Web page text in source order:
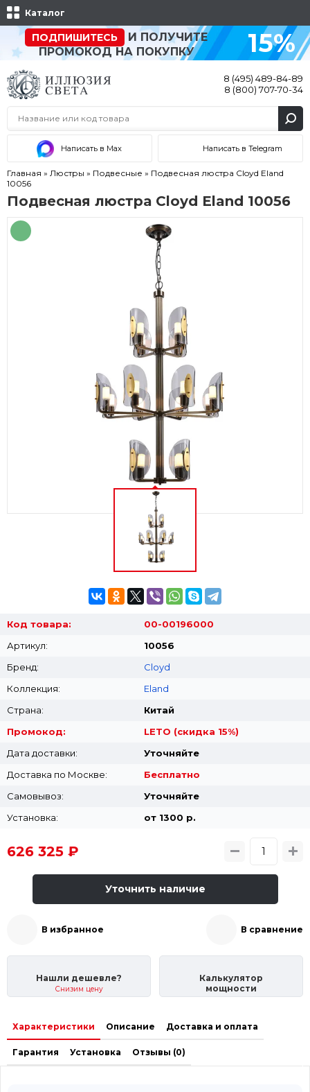
Каталог
ПОДПИШИТЕСЬ
И ПОЛУЧИТЕ
ПРОМОКОД НА ПОКУПКУ
15%
8 (495) 489-84-89
8 (800) 707-70-34
Написать в Max Написать в Telegram
Главная » Люстры » Подвесные » Подвесная люстра Cloyd Eland
10056
Подвесная люстра Cloyd Eland 10056
Код товара:
00-00196000
Артикул:
10056
Бренд:
Cloyd
Коллекция:
Eland
Страна:
Китай
Промокод:
LETO (скидка 15%)
Дата доставки:
Уточняйте
Доставка по Москве:
Бесплатно
Самовывоз:
Уточняйте
Установка:
от 1300 p.
626 325 ₽
Уточнить наличие
В избранное В сравнение
Нашли дешевле?
Снизим цену
Калькулятор
мощности
Характеристики Описание Доставка и оплата
Гарантия Установка Отзывы (0)